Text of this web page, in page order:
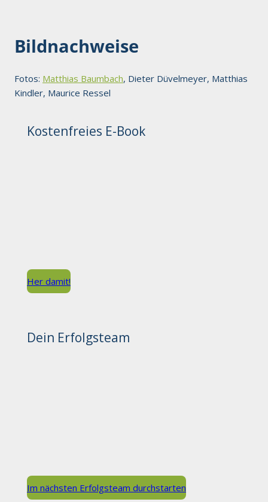
Bildnachweise
Fotos: Matthias Baumbach, Dieter Düvelmeyer, Matthias
Kindler, Maurice Ressel
Kostenfreies E-Book
Her damit!
Dein Erfolgsteam
Im nächsten Erfolgsteam durchstarten